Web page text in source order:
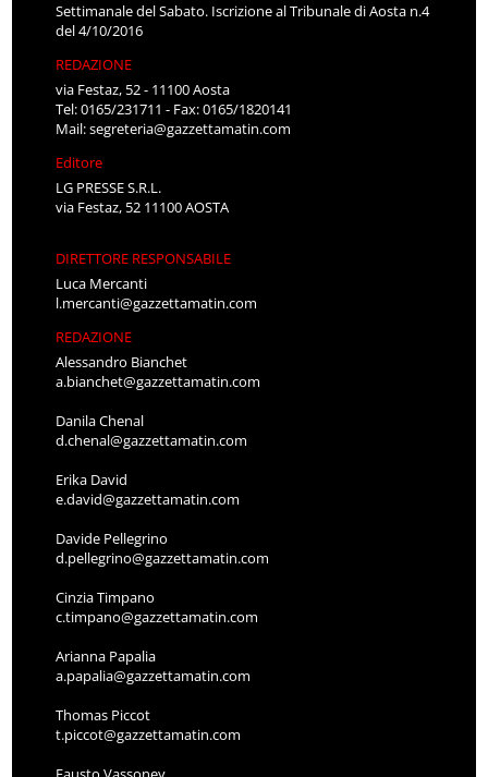
Settimanale del Sabato. Iscrizione al Tribunale di Aosta n.4
del 4/10/2016
REDAZIONE
via Festaz, 52 - 11100 Aosta
Tel: 0165/231711 - Fax: 0165/1820141
Mail:segreteria@gazzettamatin.com
Editore
LG PRESSE S.R.L.
via Festaz, 52 11100 AOSTA
DIRETTORE RESPONSABILE
Luca Mercanti
l.mercanti@gazzettamatin.com
REDAZIONE
Alessandro Bianchet
a.bianchet@gazzettamatin.com
Danila Chenal
d.chenal@gazzettamatin.com
Erika David
e.david@gazzettamatin.com
Davide Pellegrino
d.pellegrino@gazzettamatin.com
Cinzia Timpano
c.timpano@gazzettamatin.com
Arianna Papalia
a.papalia@gazzettamatin.com
Thomas Piccot
t.piccot@gazzettamatin.com